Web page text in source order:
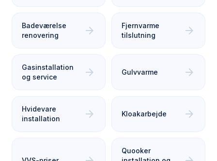
Badeværelse
renovering
arrow_forward
Fjernvarme
tilslutning
arrow_forward
Gasinstallation
og service
arrow_forward Gulvvarme arrow_forward
Hvidevare
installation
arrow_forward Kloakarbejde arrow_forward
Quooker